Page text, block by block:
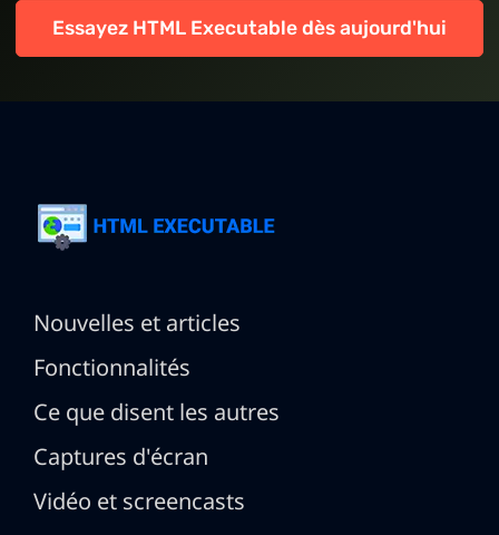
Essayez HTML Executable dès aujourd'hui
Nouvelles et articles
Fonctionnalités
Ce que disent les autres
Captures d'écran
Vidéo et screencasts